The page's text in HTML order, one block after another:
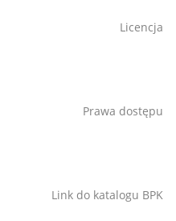
Licencja
Prawa dostępu
Link do katalogu BPK